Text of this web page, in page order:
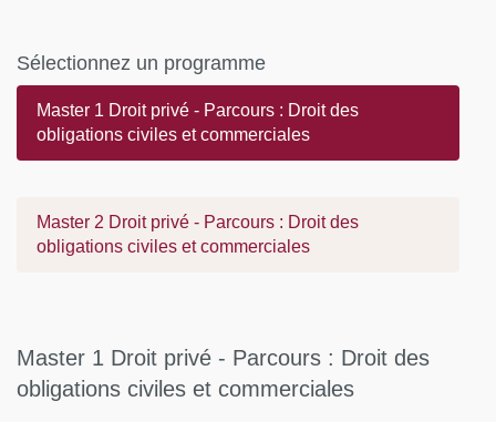
Sélectionnez un programme
Master 1 Droit privé - Parcours : Droit des
obligations civiles et commerciales
Master 2 Droit privé - Parcours : Droit des
obligations civiles et commerciales
Master 1 Droit privé - Parcours : Droit des
obligations civiles et commerciales